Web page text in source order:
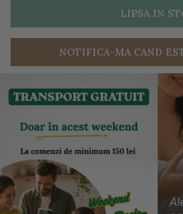
LIPSA IN
NOTIFICA-MA CAND